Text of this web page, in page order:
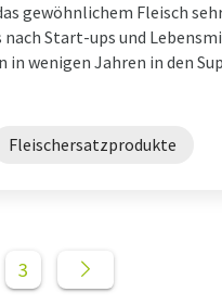
gewöhnlichem Fleisch
nach Start-ups und
in wenigen Jahren in den
Fleischersatzprodukte
3